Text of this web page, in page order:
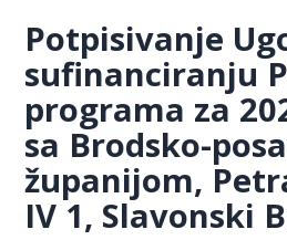
Potpisivanje
sufinanciranju
programa za
sa Brodsko-
županijom,
IV 1, Slavonski